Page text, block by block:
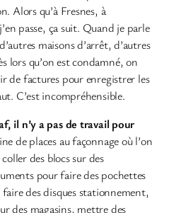
Alors qu’à Fresnes, à
passe, ça suit. Quand je parle
maisons d’arrêt, d’autres
lors qu’on est condamné, on
de factures pour enregistrer les
C’est incompréhensible.
il n’y a pas de travail pour
de places au façonnage où l’on
des blocs sur des
pour faire des pochettes
faire des disques stationnement,
des magasins, mettre des